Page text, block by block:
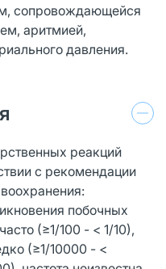
сопровождающейся
аритмией,
давления.
реакций
с рекомендации
побочных
(≥1/100 - < 1/10),
(≥1/10000 - <